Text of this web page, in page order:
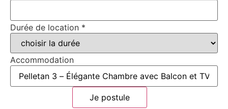
Durée de location *
Accommodation
Je postule